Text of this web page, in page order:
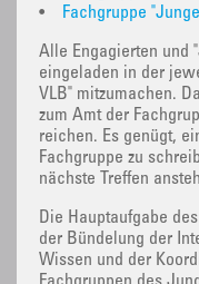
• Fachgruppe
Alle Engagierten und
eingeladen in der
VLB" mitzumachen.
zum Amt der
reichen. Es genügt,
Fachgruppe zu
nächste Treffen
Die Hauptaufgabe
der Bündelung der
Wissen und der